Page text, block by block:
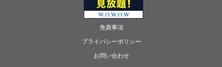
免責事項
プライバシーポリシー
お問い合わせ